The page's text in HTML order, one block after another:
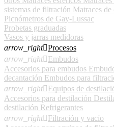
sistemas de filtración Matraces
Picnómetros de Gay-Lussac
Probetas graduadas
Vasos y jarras medidoras
arrow_rightProcesos
arrow_right Embudos
Accesorios para embudos
decantación Embudos para
arrow_right Equipos de
Accesorios para destilación
destilación Refrigerantes
arrow_right Filtración y vacío